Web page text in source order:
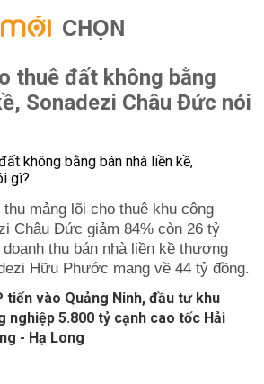
CHỌN
thuê đất không bằng
Sonadezi Châu Đức nói
mảng lõi cho thuê khu công
Châu Đức giảm 84% còn 26 tỷ
thu bán nhà liền kề thương
Hữu Phước mang về 44 tỷ đồng.
tiến vào Quảng Ninh, đầu tư khu
nghiệp 5.800 tỷ cạnh cao tốc Hải
- Hạ Long